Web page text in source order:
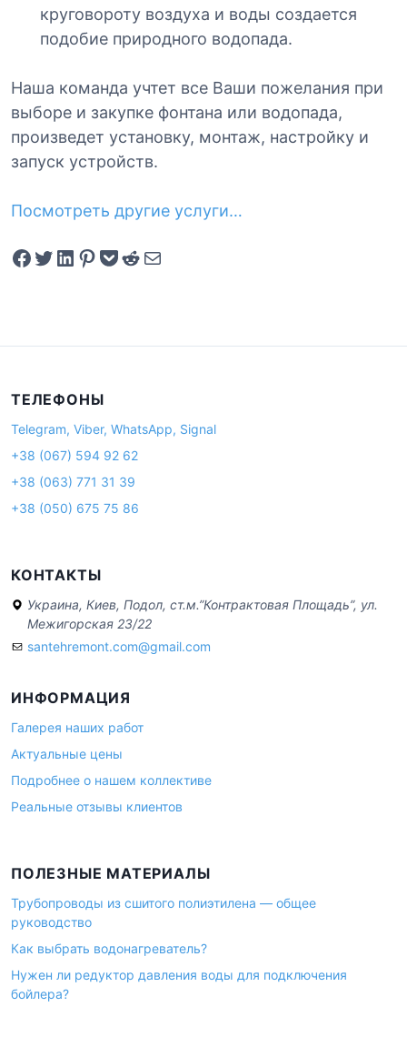
круговороту воздуха и воды создается
подобие природного водопада.
Наша команда учтет все Ваши пожелания при
выборе и закупке фонтана или водопада,
произведет установку, монтаж, настройку и
запуск устройств.
Посмотреть другие услуги…
Share on Facebook Tweet on Twitter Share on LinkedIn Pin on Pinterest Save to pocket Share on Reddit Share via Email
ТЕЛЕФОНЫ
Telegram, Viber, WhatsApp, Signal
+38 (067) 594 92 62
+38 (063) 771 31 39
+38 (050) 675 75 86
КОНТАКТЫ
Украина, Киев, Подол, ст.м.”Контрактовая Площадь”, ул.
Межигорская 23/22
santehremont.com@gmail.com
ИНФОРМАЦИЯ
Галерея наших работ
Актуальные цены
Подробнее о нашем коллективе
Реальные отзывы клиентов
ПОЛЕЗНЫЕ МАТЕРИАЛЫ
Трубопроводы из сшитого полиэтилена — общее
руководство
Как выбрать водонагреватель?
Нужен ли редуктор давления воды для подключения
бойлера?